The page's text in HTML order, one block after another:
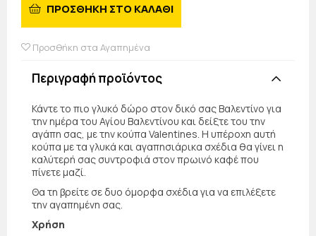
ΠΡΟΣΘΗΚΗ ΣΤΟ ΚΑΛΑΘΙ
Προσθήκη στα Αγαπημένα
Περιγραφή προϊόντος
Κάντε το πιο γλυκό δώρο στον δικό σας Βαλεντίνο για
την ημέρα του Αγίου Βαλεντίνου και δείξτε του την
αγάπη σας, με την κούπα Valentines. Η υπέροχη αυτή
κούπα με τα γλυκά και αγαπησιάρικα σχέδια θα γίνει η
καλύτερή σας συντροφιά στον πρωινό καφέ που
πίνετε μαζί.
Θα τη βρείτε σε δυο όμορφα σχέδια για να επιλέξετε
την αγαπημένη σας.
Χρήση